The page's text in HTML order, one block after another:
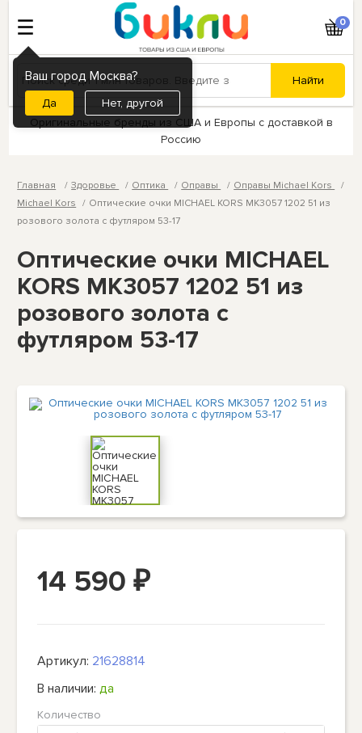
Ваш город Москва?
Нет, другой
0
Оригинальные бренды из США и Европы с доставкой в
Россию
Главная Здоровье Оптика Оправы
Оправы Michael Kors
Michael Kors
Оптические очки MICHAEL KORS MK3057 1202 51 из
розового золота с футляром 53-17
Оптические очки MICHAEL
KORS MK3057 1202 51 из
розового золота с
футляром 53-17
14 590₽
Артикул: 21628814
В наличии:да
Количество